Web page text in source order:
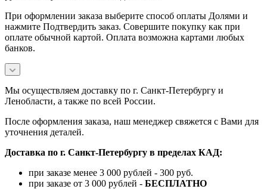
При оформлении заказа выберите способ оплаты Долями и
нажмите Подтвердить заказ. Совершите покупку как при
оплате обычной картой. Оплата возможна картами любых
банков.
Мы осуществляем доставку по г. Санкт-Петербургу и
Ленобласти, а также по всей России.
После оформления заказа, наш менеджер свяжется с Вами для
уточнения деталей.
Доставка по г. Санкт-Петербургу в пределах КАД:
при заказе менее 3 000 рублей - 300 руб.
при заказе от 3 000 рублей - БЕСПЛАТНО